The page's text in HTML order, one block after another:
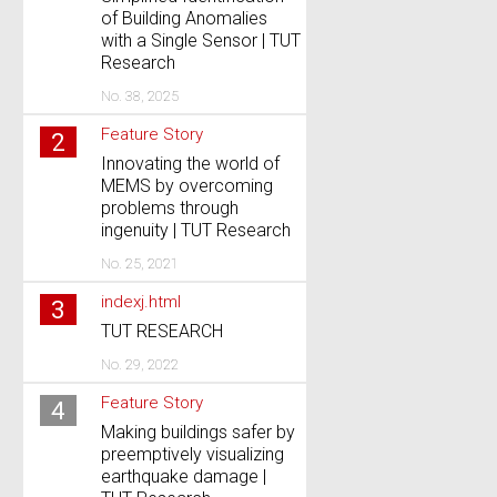
of Building Anomalies
with a Single Sensor | TUT
Research
No. 38, 2025
2 Feature Story
Innovating the world of
MEMS by overcoming
problems through
ingenuity | TUT Research
No. 25, 2021
3 indexj.html
TUT RESEARCH
No. 29, 2022
4 Feature Story
Making buildings safer by
preemptively visualizing
earthquake damage |